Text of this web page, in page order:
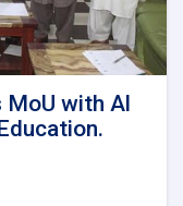
with Al